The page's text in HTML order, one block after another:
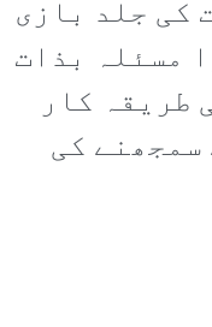
کی جلد بازی
مسئلہ بذات
طریقہ کار
کی